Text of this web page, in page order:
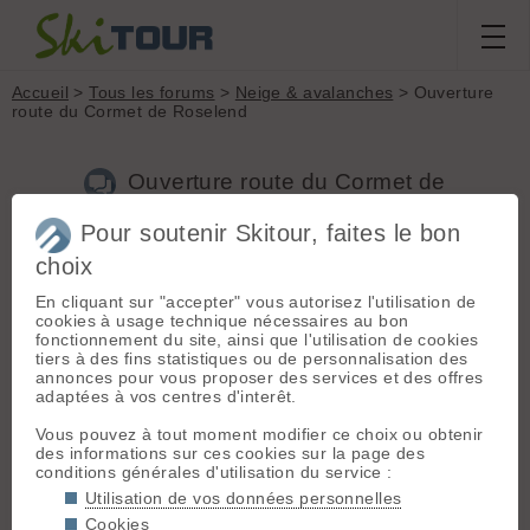
Accueil >Tous les forums > Neige & avalanches > Ouverture
route du Cormet de Roselend
Ouverture route du Cormet de
T
timon73[17posts] - Le 30/04/2009 16:35
Jusqu'à ou peut on monter sur la route de Cormet de
Roselend, coté Areches?
La route est elle ouverte jusqu'au lac de Roselend, voir meme
La route est elle ouverte jusqu'au cormet par Bourg St
Maurice?
Merci de vos renseignements. @rvi 🙂
Pour soutenir Skitour, faites le bon
choix
En cliquant sur "accepter" vous autorisez l'utilisation de
cookies à usage technique nécessaires au bon
fonctionnement du site, ainsi que l'utilisation de cookies
tiers à des fins statistiques ou de personnalisation des
annonces pour vous proposer des services et des offres
adaptées à vos centres d'interêt.
Vous pouvez à tout moment modifier ce choix ou obtenir
des informations sur ces cookies sur la page des
conditions générales d'utilisation du service :
Utilisation de vos données personnelles
Cookies